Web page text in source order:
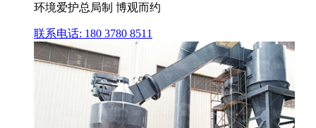
环境爱护总局制 博观而约
联系电话: 180 3780 8511